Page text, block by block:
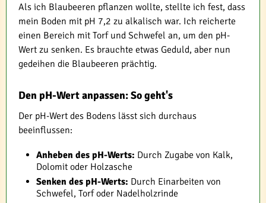
Als ich Blaubeeren pflanzen wollte, stellte ich fest, dass
mein Boden mit pH 7,2 zu alkalisch war. Ich reicherte
einen Bereich mit Torf und Schwefel an, um den pH-
Wert zu senken. Es brauchte etwas Geduld, aber nun
gedeihen die Blaubeeren prächtig.
Den pH-Wert anpassen: So geht's
Der pH-Wert des Bodens lässt sich durchaus
beeinflussen:
Anheben des pH-Werts: Durch Zugabe von Kalk,
Dolomit oder Holzasche
Senken des pH-Werts: Durch Einarbeiten von
Schwefel, Torf oder Nadelholzrinde